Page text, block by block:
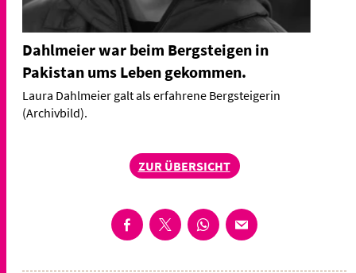
Dahlmeier war beim Bergsteigen in
Pakistan ums Leben gekommen.
Laura Dahlmeier galt als erfahrene Bergsteigerin
(Archivbild).
ZUR ÜBERSICHT